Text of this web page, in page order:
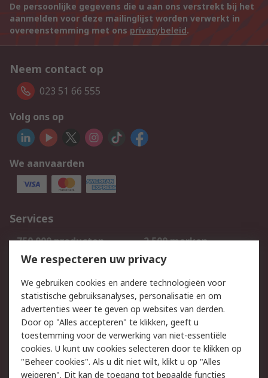
De persoonlijke gegevens die u aan ons verstrekt bij het
aanmelden voor deze mailinglijst worden verwerkt in
overeenstemming met ons privacybeleid.
Neem contact op
023 51 66 555
Volg ons op
We aanvaarden
Services
750.000 producten
2.500 merken
Bestellen
Inkoopoplossingen
Track & Trace
Wettelijk
Cookiebeleid
Email veiligheid
Privacybeleid
Websitevoorwaarden
We respecteren uw privacy
We gebruiken cookies en andere technologieën voor
statistische gebruiksanalyses, personalisatie en om
advertenties weer te geven op websites van derden.
Door op "Alles accepteren" te klikken, geeft u
toestemming voor de verwerking van niet-essentiële
cookies. U kunt uw cookies selecteren door te klikken op
"Beheer cookies". Als u dit niet wilt, klikt u op "Alles
weigeren". Dit kan de toegang tot bepaalde functies